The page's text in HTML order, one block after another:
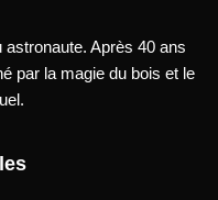
Après 40 ans
par la magie du bois et le